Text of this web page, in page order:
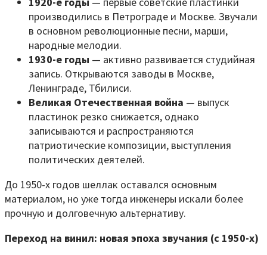
производились в Петрограде и Москве. Звучали
в основном революционные песни, марши,
народные мелодии.
1930-е годы — активно развивается студийная
запись. Открываются заводы в Москве,
Ленинграде, Тбилиси.
Великая Отечественная война — выпуск
пластинок резко снижается, однако
записываются и распространяются
патриотические композиции, выступления
политических деятелей.
До 1950-х годов шеллак оставался основным
материалом, но уже тогда инженеры искали более
прочную и долговечную альтернативу.
Переход на винил: новая эпоха звучания (с 1950-х)